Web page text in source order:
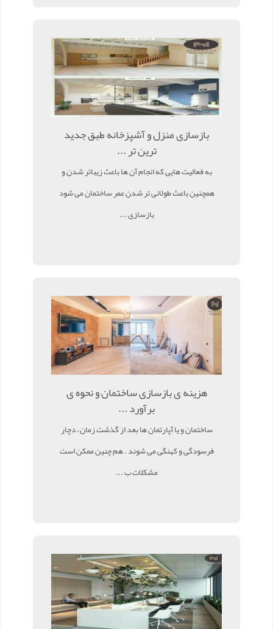
بازسازی منزل و آشپزخانه طبق جدید
ترین تر ...
به فعالیت هایی که انجام آن ها باعث زیباتر شدن و
همچنین باعث طولانی تر شدن عمر ساختمان می شود
بازسازی ...
هزینه ی بازسازی ساختمان و نحوه ی
برآورد ...
ساختمان و یا آپارتمان ها بعد از گذشت زمان ، دچار
فرسودگی و کهنگی می شوند . هم چنین ممکن است
مشکلات ب ...